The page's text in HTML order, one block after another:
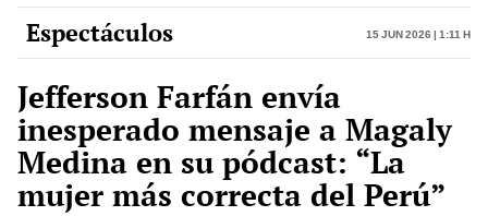
Espectáculos 15 Jun 2026 | 1:11 h
Jefferson Farfán envía
inesperado mensaje a Magaly
Medina en su pódcast: “La
mujer más correcta del Perú”